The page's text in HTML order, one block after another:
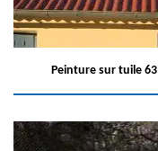
Peinture sur tuile 63